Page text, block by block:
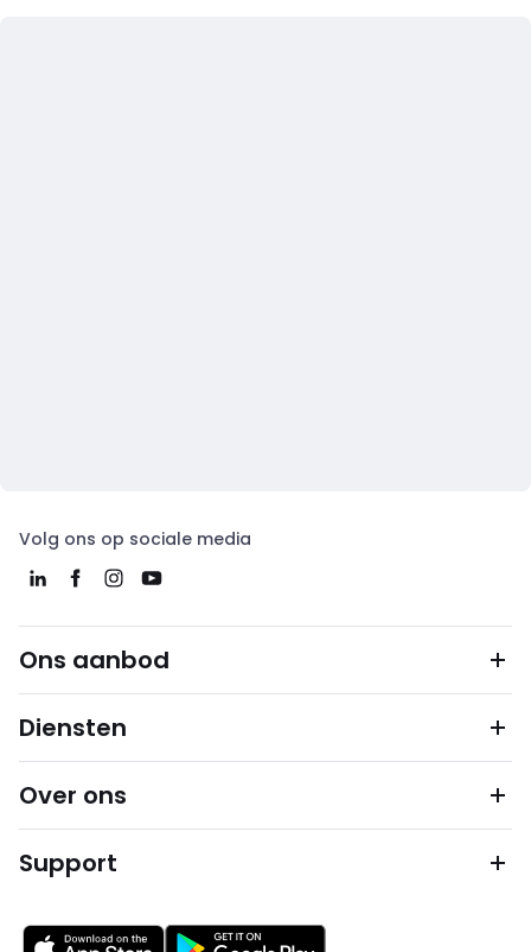
Volg ons op sociale media
Ons aanbod
Diensten
Over ons
Support